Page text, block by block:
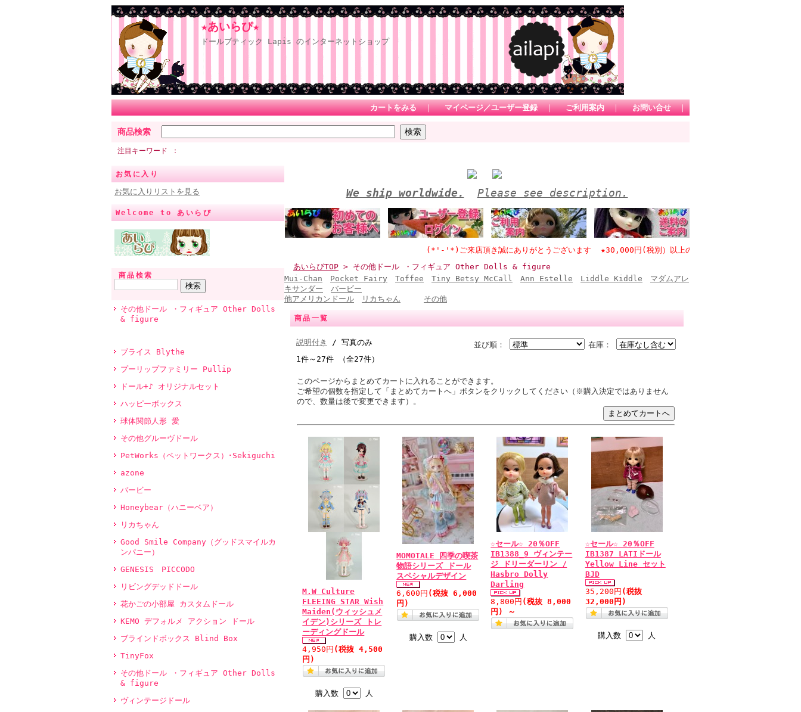
★あいらぴ★
ドールブティック Lapis のインターネットショップ
カートをみる ｜ マイページ／ユーザー登録 ｜ ご利用案内 ｜ お問い合せ ｜
商品検索
注目キーワード
お気に入り
お気に入りリストを見る
Welcome to あいらぴ
商品検索
その他ドール ・フィギュア Other Dolls
& figure
ブライス Blythe
プーリップファミリー Pullip
ドール+♪ オリジナルセット
ハッピーボックス
球体関節人形 愛
その他グルーヴドール
PetWorks（ペットワークス）･Sekiguchi
azone
バービー
Honeybear（ハニーベア）
リカちゃん
Good Smile Company（グッドスマイルカ
ンパニー）
GENESIS PICCODO
リビングデッドドール
花かごの小部屋 カスタムドール
KEMO デフォルメ アクション ドール
ブラインドボックス Blind Box
TinyFox
その他ドール ・フィギュア Other Dolls
& figure
ヴィンテージドール
We ship worldwide. Please see description.
(*'-'*)ご来店頂き誠にありがとうございます ★30,000円(税別）以上のお買い物で日本国内送料無料 *1カートにて
あいらぴTOP > その他ドール ・フィギュア Other Dolls & figure
Mui-Chan
Pocket Fairy Toffee Tiny Betsy McCall Ann Estelle Liddle Kiddle
マダムアレ
キサンダー
バービー
他アメリカンドール
リカちゃん その他
商品一覧
在庫：
並び順：
説明付き
/ 写真のみ
1件～27件 （全27件）
このページからまとめてカートに入れることができます。
ご希望の個数を指定して「まとめてカートへ」ボタンをクリックしてください（※購入決定ではありません
ので、数量は後で変更できます）。
M.W Culture
FLEEING STAR Wish
Maiden(ウィッシュメ
イデン)シリーズ トレ
ーディングドール
4,950円 (税抜 4,500
円)
購入数 人
MOMOTALE 四季の喫茶
物語シリーズ ドール
スペシャルデザイン
6,600円 (税抜 6,000
円)
購入数 人
☆セール☆ 20％OFF
IB1388_9 ヴィンテー
ジ ドリーダーリン /
Hasbro Dolly
Darling
8,800円 (税抜 8,000
円)
～
☆セール☆ 20％OFF
IB1387 LATIドール
Yellow Line セット
BJD
35,200円 (税抜
32,000円)
購入数 人